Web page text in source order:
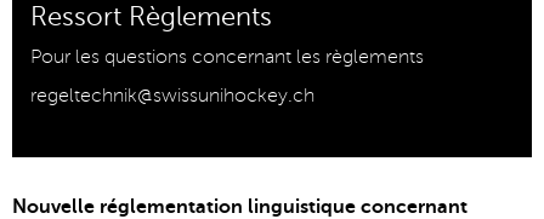
Ressort Règlements
Pour les questions concernant les règlements
regeltechnik@swissunihockey.ch
Nouvelle réglementation linguistique concernant